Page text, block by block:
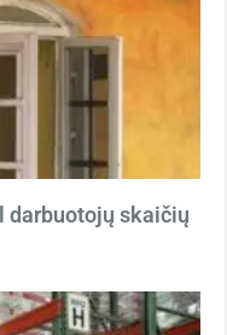
darbuotojų skaičių